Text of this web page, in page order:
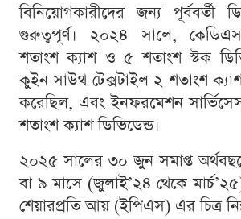
বিনিয়োগকারীদের জন্য পূর্ববর্তী
গুরুত্বপূর্ণ। ২০২৪ সালে,
শতাংশ ক্যাশ ও ৫ শতাংশ স্টক
কুইন সাউথ টেক্সটাইল ২ শতাংশ ক্যাশ
করেছিল, এবং ইনফরমেশন
শতাংশ ক্যাশ ডিভিডেন্ড।
২০২৫ সালের ৩০ জুন সমাপ্ত
বা ৯ মাসে (জুলাই’২৪ থেকে
শেয়ারপ্রতি আয় (ইপিএস) এর চিত্র